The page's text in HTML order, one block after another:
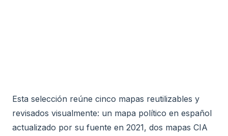
Esta selección reúne cinco mapas reutilizables y
revisados visualmente: un mapa político en español
actualizado por su fuente en 2021, dos mapas CIA